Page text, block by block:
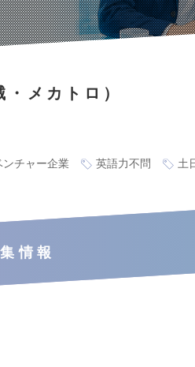
メカトロ）
ンチャー企業 英語力不問 土
情報